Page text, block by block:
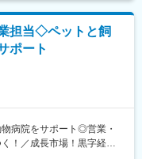
年間休日126日で、柔軟な
きます。
ループの中核企業とし
、介護用品、健康食品、
。約1000メーカー・35万
画チーム（10名の組織
名、メンバー７名
ィクス企画部、ロジステ
クス管理部があり、企画
担当◇ペットと飼
ポート
病院をサポート◎営業・
！／成長市場！黒字経営